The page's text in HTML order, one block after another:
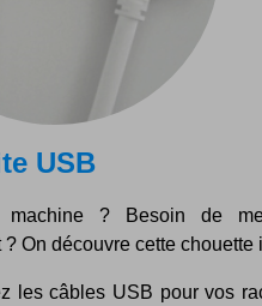
USB
? Besoin de
On découvre cette chouette
les câbles USB pour vos